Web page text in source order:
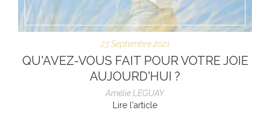
23 Septembre 2021
QU'AVEZ-VOUS FAIT POUR VOTRE JOIE
AUJOURD'HUI ?
Amélie LEGUAY
Lire l'article